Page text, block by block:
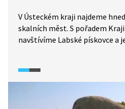
V Ústeckém kraji najdeme
skalních měst. S pořadem
navštívíme Labské pískovce a
stolovou horu v Česku,